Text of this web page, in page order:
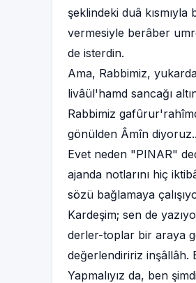
şeklindeki duâ
vermesiyle berâber
de isterdin.
Ama, Rabbimiz,
livâül'hamd sancağı
Rabbimiz
gönülden Âmîn
Evet neden "PINAR"
ajanda notlarını hiç
sözü bağlamaya
Kardeşim; sen de
derler-toplar bir araya
değerlendiririz inşâllâh.
Yapmalıyız da, ben